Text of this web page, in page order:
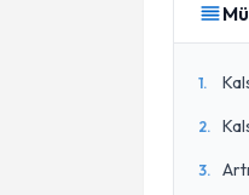
1.
2.
3.